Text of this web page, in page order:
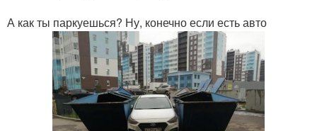
А как ты паркуешься? Ну, конечно если есть авто